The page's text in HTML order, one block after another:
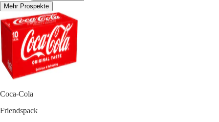
Mehr Prospekte
Coca-Cola
Friendspack